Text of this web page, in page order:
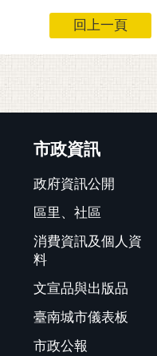
回上一頁
市政資訊
政府資訊公開
區里、社區
消費資訊及個人資
料
文宣品與出版品
臺南城市儀表板
市政公報